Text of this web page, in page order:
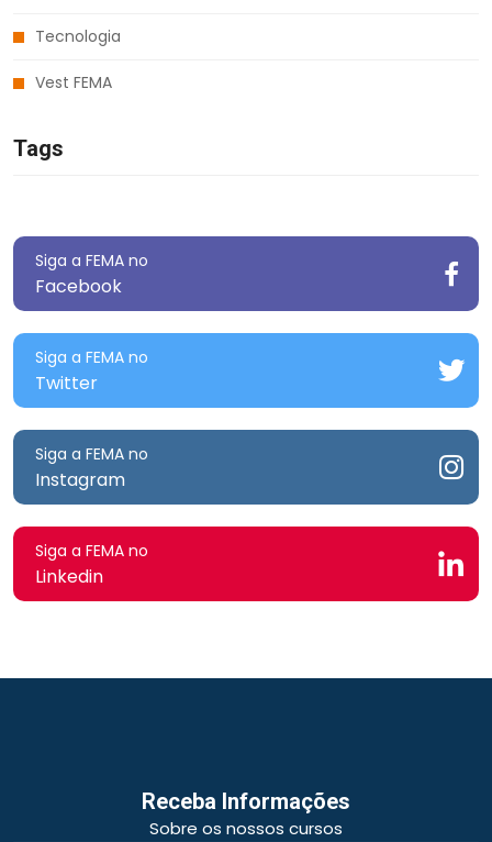
Tecnologia
Vest FEMA
Tags
Siga a FEMA no
Facebook
Siga a FEMA no
Twitter
Siga a FEMA no
Instagram
Siga a FEMA no
Linkedin
Receba Informações
Sobre os nossos cursos